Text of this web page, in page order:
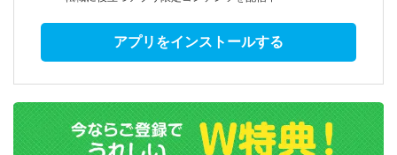
アプリをインストールする